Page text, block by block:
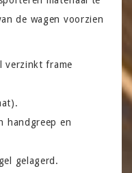
de wagen voorzien
verzinkt frame
handgreep en
gelagerd.